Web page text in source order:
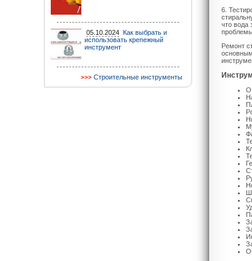
05.10.2024 Как выбрать и
использовать крепежный
инструмент
Строительные инструменты
6.
что вода
Ремонт